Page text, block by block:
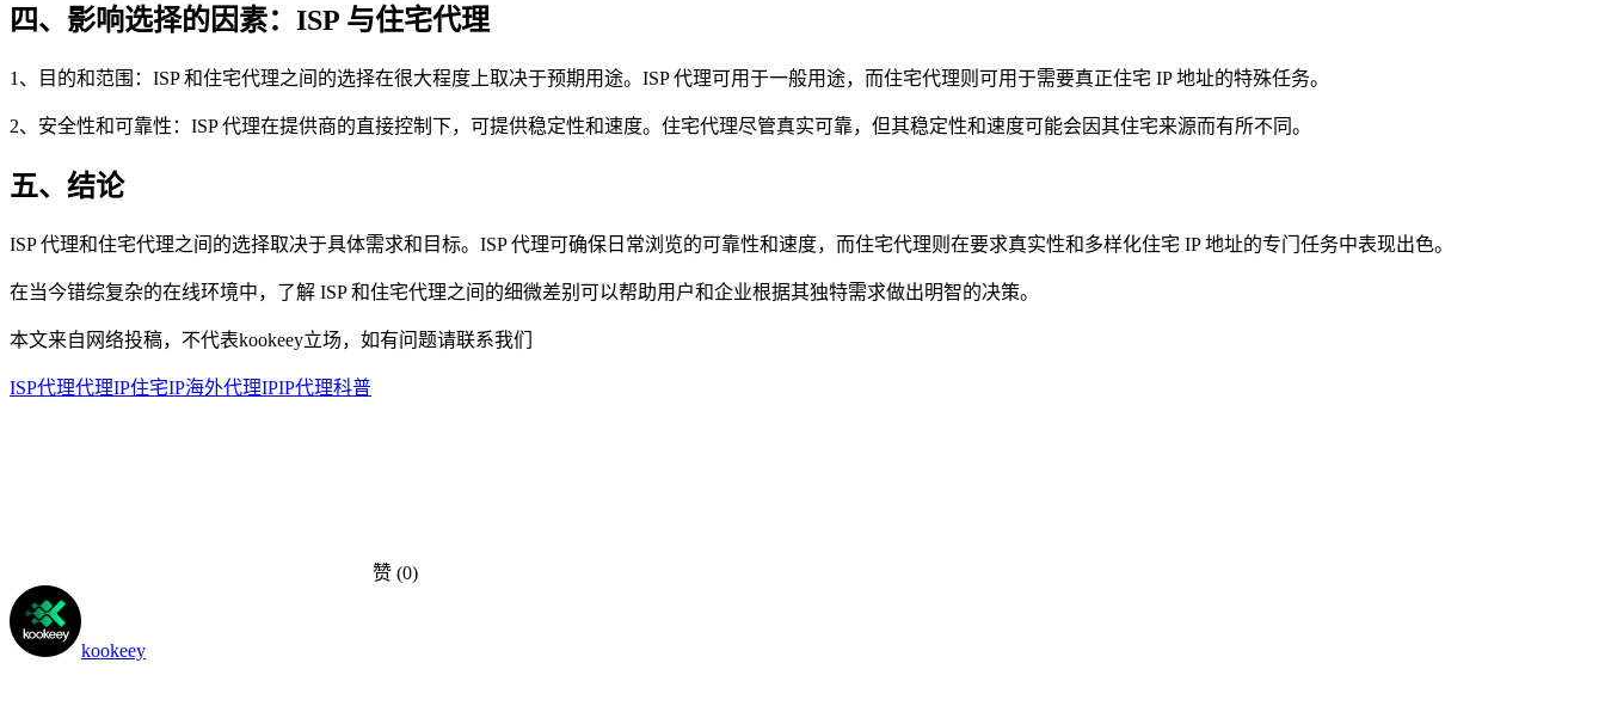
四、影响选择的因素：ISP 与住宅代理
1、目的和范围：ISP 和住宅代理之间的选择在很大程度上取决于预期用途。ISP 代理可用于一般用途，而住宅代理则可用于需要真正住宅 IP 地址的特殊任务。
2、安全性和可靠性：ISP 代理在提供商的直接控制下，可提供稳定性和速度。住宅代理尽管真实可靠，但其稳定性和速度可能会因其住宅来源而有所不同。
五、结论
ISP 代理和住宅代理之间的选择取决于具体需求和目标。ISP 代理可确保日常浏览的可靠性和速度，而住宅代理则在要求真实性和多样化住宅 IP 地址的专门任务中表现出色。
在当今错综复杂的在线环境中，了解 ISP 和住宅代理之间的细微差别可以帮助用户和企业根据其独特需求做出明智的决策。
本文来自网络投稿，不代表kookeey立场，如有问题请联系我们
ISP代理代理IP住宅IP海外代理IPIP代理科普
赞 (0)
kookeey